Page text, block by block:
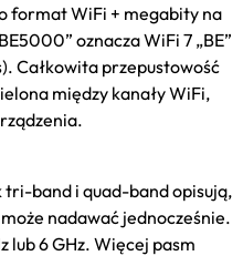
format WiFi + megabity na
oznacza WiFi 7 „BE”
Całkowita przepustowość
między kanały WiFi,
tri-band i quad-band opisują,
nadawać jednocześnie.
lub 6 GHz. Więcej pasm